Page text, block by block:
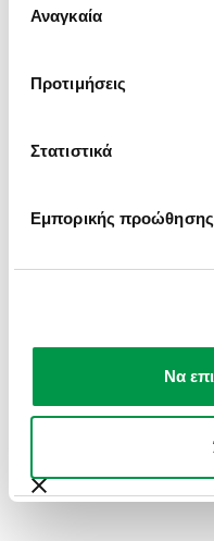
χρήση των υπηρεσιών
συγκατάθεσης
Αναγκαία
Προτιμήσεις
Στατιστικά
Εμπορικής προώθησης
Να
APPLICATION ERROR: